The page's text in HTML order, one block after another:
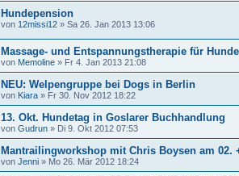
Hundepension
von 12missi12 » Sa 26. Jan 2013 13:06
Massage- und Entspannungstherapie für Hunde
von Memoline » Fr 4. Jan 2013 21:08
NEU: Welpengruppe bei Dogs in Berlin
von Kiara » Fr 30. Nov 2012 18:22
13. Okt. Hundetag in Goslarer Buchhandlung
von Gudrun » Di 9. Okt 2012 07:53
Mantrailingworkshop mit Chris Boysen am 02.
von Jenni » Mo 26. Mär 2012 18:24